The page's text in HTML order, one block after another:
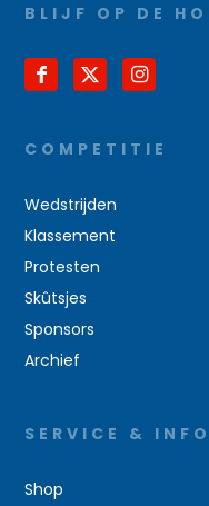
BLIJF OP DE
COMPETITIE
Wedstrijden
Klassement
Protesten
Skûtsjes
Sponsors
Archief
SERVICE & INFO
Shop